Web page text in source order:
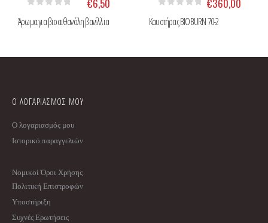
Άρωμα για βιοαιθανόλη βανίλλια
€6,50
Καυστήρας BIOBURN 70-2
€360,00
Ο ΛΟΓΑΡΙΑΣΜΟΣ ΜΟΥ
Ο λογαριασμός μου
Ιστορικό παραγγελιών
Νομικοί Όροι Χρήσης
Πολιτική Επιστροφών
Υποστήριξη
Συχνές Ερωτήσεις